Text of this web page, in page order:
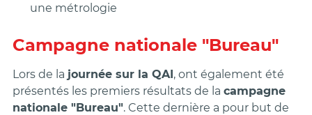
une métrologie
Campagne nationale "Bureau"
Lors de la journée sur la QAI, ont également été
présentés les premiers résultats de la campagne
nationale "Bureau". Cette dernière a pour but de